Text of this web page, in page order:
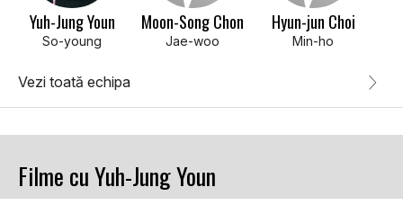
Yuh-Jung Youn
So-young
Moon-Song Chon
Jae-woo
Hyun-jun Choi
Min-ho
Vezi toată echipa
Filme cu Yuh-Jung Youn